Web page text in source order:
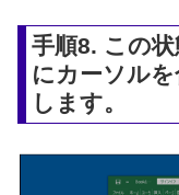
手順8. この
にカーソル
します。